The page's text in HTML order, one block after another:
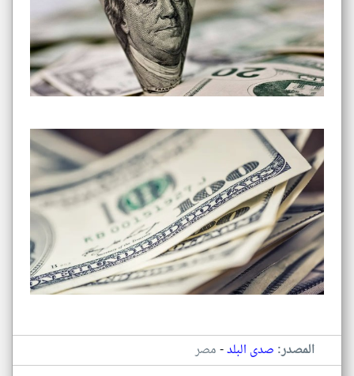
المصدر: صدى البلد-مصر